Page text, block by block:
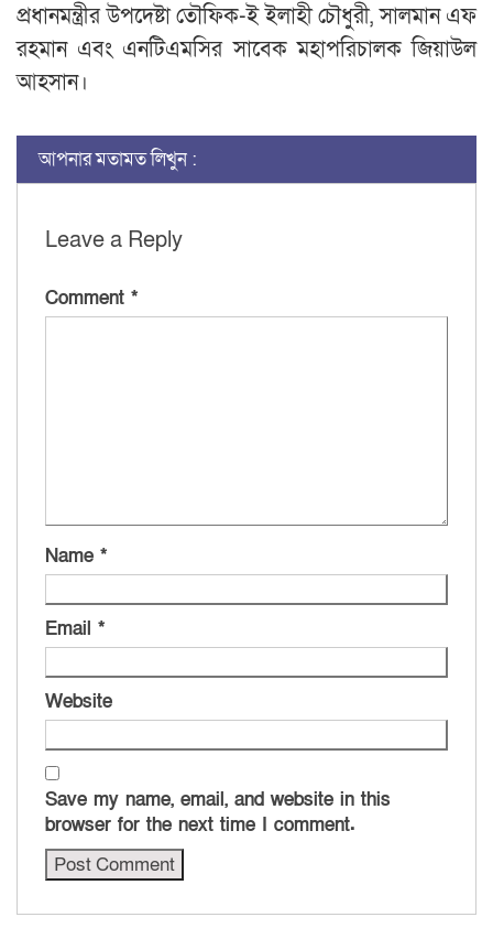
প্রধানমন্ত্রীর উপদেষ্টা তৌফিক-ই ইলাহী চৌধুরী, সালমান এফ
রহমান এবং এনটিএমসির সাবেক মহাপরিচালক জিয়াউল
আহসান।
আপনার মতামত লিখুন :
Leave a Reply
Comment *
Name *
Email *
Website
Save my name, email, and website in this
browser for the next time I comment.